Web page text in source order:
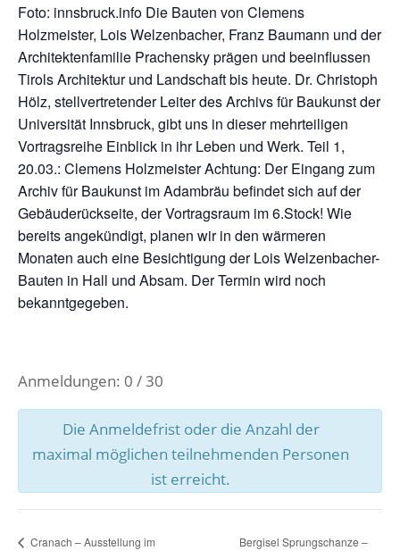
Foto: innsbruck.info Die Bauten von Clemens
Holzmeister, Lois Welzenbacher, Franz Baumann und der
Architektenfamilie Prachensky prägen und beeinflussen
Tirols Architektur und Landschaft bis heute. Dr. Christoph
Hölz, stellvertretender Leiter des Archivs für Baukunst der
Universität Innsbruck, gibt uns in dieser mehrteiligen
Vortragsreihe Einblick in ihr Leben und Werk. Teil 1,
20.03.: Clemens Holzmeister Achtung: Der Eingang zum
Archiv für Baukunst im Adambräu befindet sich auf der
Gebäuderückseite, der Vortragsraum im 6.Stock! Wie
bereits angekündigt, planen wir in den wärmeren
Monaten auch eine Besichtigung der Lois Welzenbacher-
Bauten in Hall und Absam. Der Termin wird noch
bekanntgegeben.
Anmeldungen: 0 / 30
Die Anmeldefrist oder die Anzahl der
maximal möglichen teilnehmenden Personen
ist erreicht.
Cranach – Ausstellung im
Bergisel Sprungschanze –